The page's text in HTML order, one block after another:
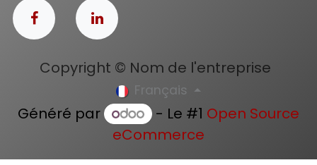
Copyright © Nom de l'entreprise
Français
Généré par - Le #1 Open Source
eCommerce